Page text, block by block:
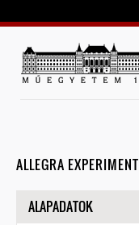
ALLEGRA EXPERIMENT
ELREJT
ALAPADATOK